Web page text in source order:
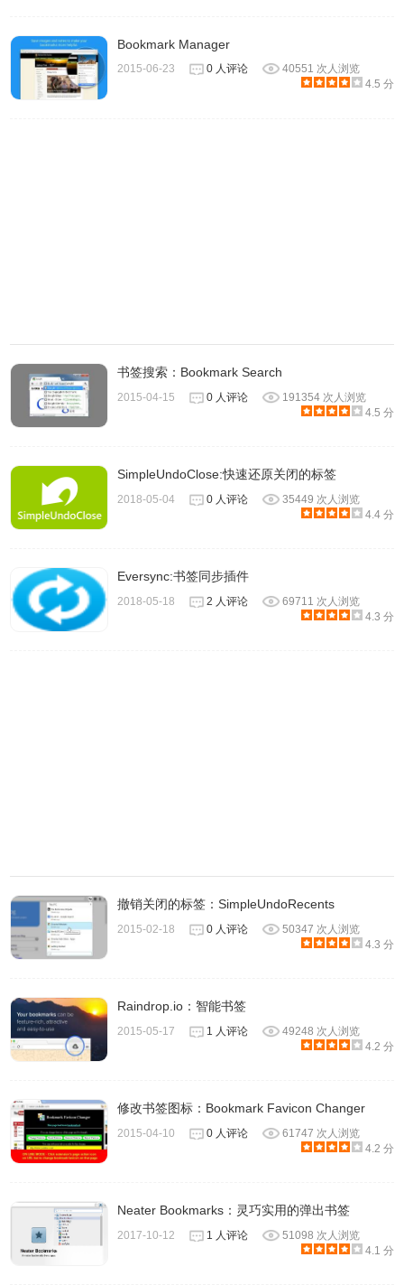
1.Save my Tabs插件在打开新标签页的时候，如果网页中并
没有URL格式的文本就无法进行打开。
Bookmark Manager
2015-06-23 0 人评论
40551 次人浏览
4.5 分
书签搜索：Bookmark Search
2015-04-15 0 人评论
191354 次人浏览
4.5 分
SimpleUndoClose:快速还原关闭的标签
2018-05-04 0 人评论
35449 次人浏览
4.4 分
Eversync:书签同步插件
2018-05-18 2 人评论
69711 次人浏览
4.3 分
撤销关闭的标签：SimpleUndoRecents
2015-02-18 0 人评论
50347 次人浏览
4.3 分
Raindrop.io：智能书签
2015-05-17 1 人评论
49248 次人浏览
4.2 分
修改书签图标：Bookmark Favicon Changer
2015-04-10 0 人评论
61747 次人浏览
4.2 分
Neater Bookmarks：灵巧实用的弹出书签
2017-10-12 1 人评论
51098 次人浏览
4.1 分